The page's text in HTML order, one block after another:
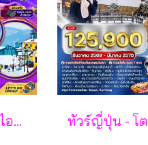
ฮาร์บิน เหิงเต้าเหอจื่อ ไอซ์ แอนด์ สโนว์ เวิล์ด 7 วัน 5 คืน-XJ